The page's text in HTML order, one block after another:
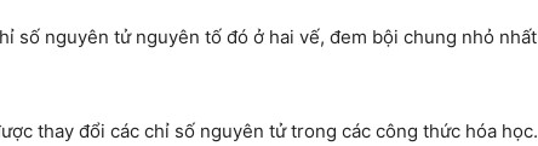
số nguyên tử nguyên tố đó ở hai vế, đem bội chung nhỏ nhất
thay đổi các chỉ số nguyên tử trong các công thức hóa học.